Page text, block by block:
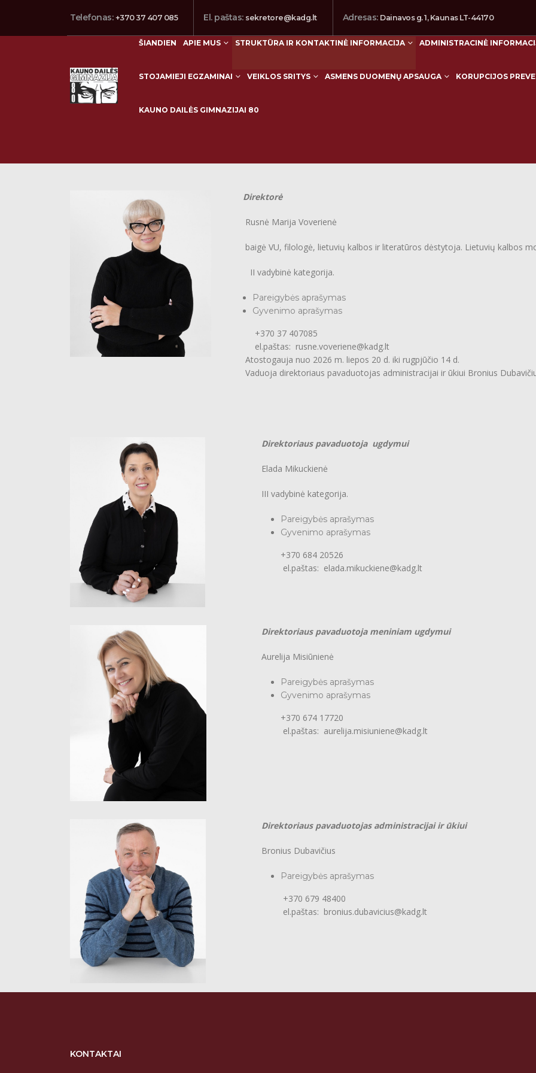
Telefonas: +370 37 407 085 El. paštas: sekretore@kadg.lt Adresas: Dainavos g. 1, Kaunas LT-44170
ŠIANDIEN APIE MUS STRUKTŪRA IR KONTAKTINĖ INFORMACIJA ADMINISTRACINĖ
STOJAMIEJI EGZAMINAI VEIKLOS SRITYS ASMENS DUOMENŲ APSAUGA KORUPCIJOS
KAUNO DAILĖS GIMNAZIJAI 80
Direktorė
Rusnė Marija Voverienė
baigė VU, filologė, lietuvių kalbos ir literatūros dėstytoja. Lietuvių kalbos
II vadybinė kategorija.
Pareigybės aprašymas
Gyvenimo aprašymas
+370 37 407085
el.paštas: rusne.voveriene@kadg.lt
Atostogauja nuo 2026 m. liepos 20 d. iki rugpjūčio 14 d.
Vaduoja direktoriaus pavaduotojas administracijai ir ūkiui Bronius
Direktoriaus pavaduotoja ugdymui
Elada Mikuckienė
III vadybinė kategorija.
Pareigybės aprašymas
Gyvenimo aprašymas
+370 684 20526
el.paštas: elada.mikuckiene@kadg.lt
Direktoriaus pavaduotoja meniniam ugdymui
Aurelija Misiūnienė
Pareigybės aprašymas
Gyvenimo aprašymas
+370 674 17720
el.paštas: aurelija.misiuniene@kadg.lt
Direktoriaus pavaduotojas administracijai ir ūkiui
Bronius Dubavičius
Pareigybės aprašymas
+370 679 48400
el.paštas: bronius.dubavicius@kadg.lt
KONTAKTAI